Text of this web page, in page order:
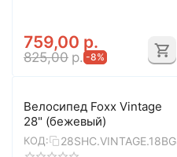
759,00 р.
825,00 р. -8%
Велосипед Foxx Vintage
28" (бежевый)
КОД: